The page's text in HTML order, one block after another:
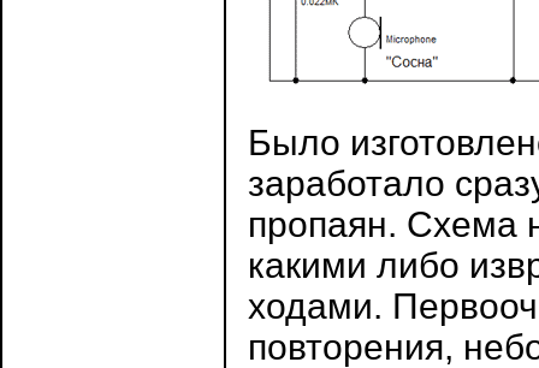
Было
заработало
пропаян. Схема
какими либо
ходами.
повторения,